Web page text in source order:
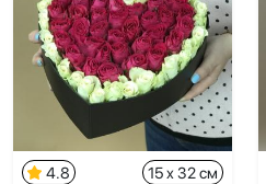
4.8 15 x 32 см